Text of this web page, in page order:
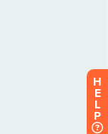
H
E
L
P